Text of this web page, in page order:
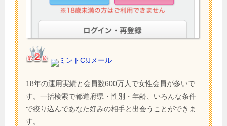
ミントC!Jメール
18年の運用実績と会員数600万人で女性会員が多いで
す。一括検索で都道府県・性別・年齢、いろんな条件
で絞り込んであなた好みの相手と出会うことができま
す。